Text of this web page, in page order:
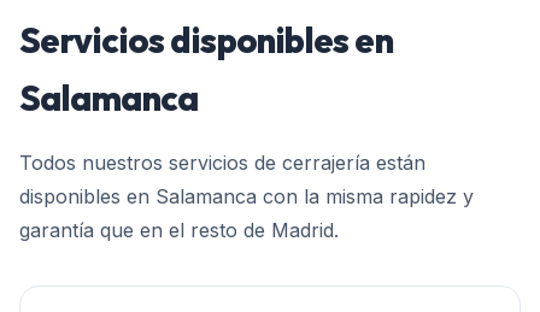
Servicios disponibles en
Salamanca
Todos nuestros servicios de cerrajería están
disponibles en Salamanca con la misma rapidez y
garantía que en el resto de Madrid.